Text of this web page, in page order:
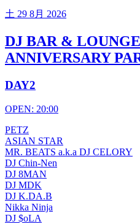
土 29 8月 2026
DJ BAR &
ANNIVERSARY
DAY2
OPEN: 20:00
PETZ
ASIAN STAR
MR. BEATS a.k.a DJ CELORY
DJ Chin-Nen
DJ 8MAN
DJ MDK
DJ K.DA.B
Nikka Ninja
DJ $oLA